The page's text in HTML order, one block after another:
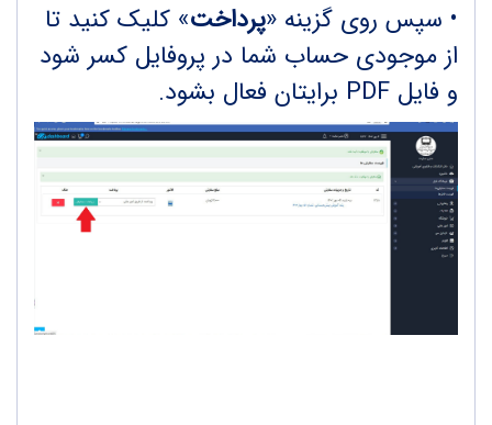
• سپس روی گزینه «پرداخت» کلیک کنید تا
از موجودی حساب شما در پروفایل کسر شود
و فایل PDF برایتان فعال بشود.